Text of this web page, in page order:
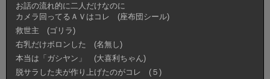
お話の流れ的に二人だけなのに
カメラ回ってるＡＶはコレ (座布団シール)
救世主 (ゴリラ)
右乳だけボロンした (名無し)
本当は「ガシヤン」 (大喜利ちゃん)
脱サラした夫が作り上げたのがコレ (５)